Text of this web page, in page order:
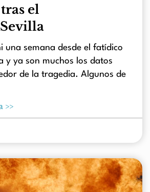
el
una semana desde el fatídico
y ya son muchos los datos
de la tragedia. Algunos de
>>